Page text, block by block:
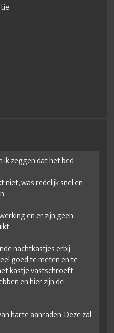
ik zeggen dat het bed
niet, was redelijk snel en
en er zijn geen
nachtkastjes erbij
goed te meten en te
kastje vastschroeft.
en hier zijn de
harte aanraden. Deze zal